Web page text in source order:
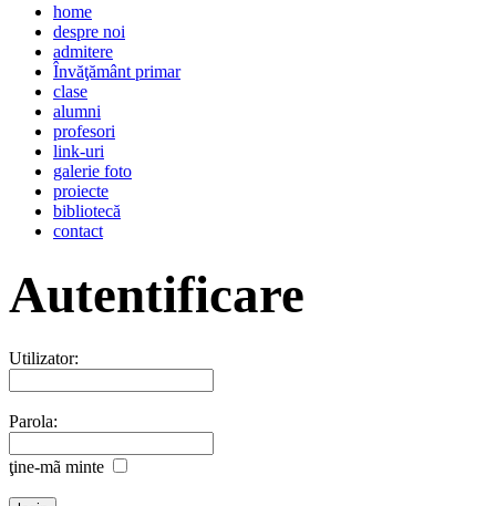
home
despre noi
admitere
Învăţământ primar
clase
alumni
profesori
link-uri
galerie foto
proiecte
bibliotecă
contact
Autentificare
Utilizator:
Parola:
ţine-mã minte